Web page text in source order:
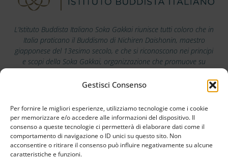
Gestisci Consenso
Per fornire le migliori esperienze, utilizziamo tecnologie come i cookie
per memorizzare e/o accedere alle informazioni del dispositivo. Il
consenso a queste tecnologie ci permetterà di elaborare dati come il
comportamento di navigazione o ID unici su questo sito. Non
acconsentire o ritirare il consenso può influire negativamente su alcune
caratteristiche e funzioni.
L’Istituto Buddista Italiano Soka Gakkai riunisce tutti coloro che in
Italia praticano il Buddismo di Nichiren Daishonin, maestro
giapponese del 13esimo secolo, e che si riconoscono nei principi
e scopi della Soka Gakkai, organizzazione che promuove su